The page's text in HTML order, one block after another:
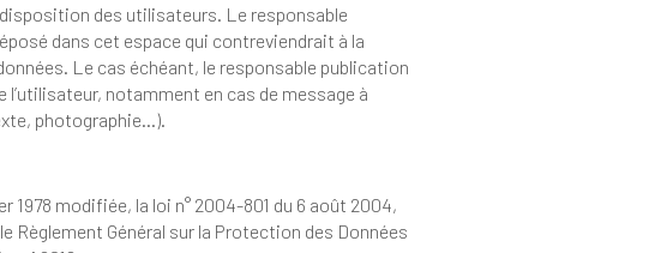
ou pornographique, quel que soit le support utilisé (texte, photographie…).
2004,